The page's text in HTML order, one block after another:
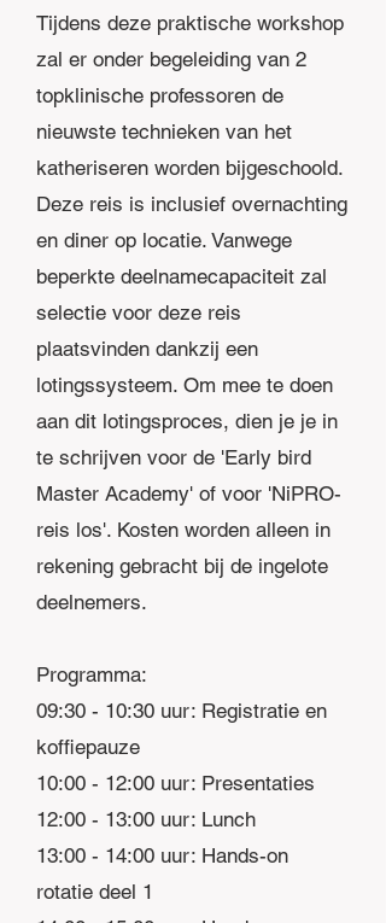
Tijdens deze praktische workshop
zal er onder begeleiding van 2
topklinische professoren de
nieuwste technieken van het
katheriseren worden bijgeschoold.
Deze reis is inclusief overnachting
en diner op locatie. Vanwege
beperkte deelnamecapaciteit zal
selectie voor deze reis
plaatsvinden dankzij een
lotingssysteem. Om mee te doen
aan dit lotingsproces, dien je je in
te schrijven voor de 'Early bird
Master Academy' of voor 'NiPRO-
reis los'. Kosten worden alleen in
rekening gebracht bij de ingelote
deelnemers.
Programma:
09:30 - 10:30 uur: Registratie en
koffiepauze
10:00 - 12:00 uur: Presentaties
12:00 - 13:00 uur: Lunch
13:00 - 14:00 uur: Hands-on
rotatie deel 1